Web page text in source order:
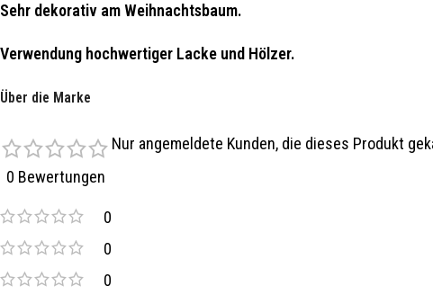
Sehr dekorativ am Weihnachtsbaum.
Verwendung hochwertiger Lacke und Hölzer.
Original erzgebirgische Holzkunst
Produziert bei der Firma Blank in Grünhainichen, dieser ist ein
Weitere Artikel der Firma Blank finden Sie in unseren Online
Über die Marke
0 Bewertungen
0
0
0
Nur angemeldete Kunden, die dieses Produkt